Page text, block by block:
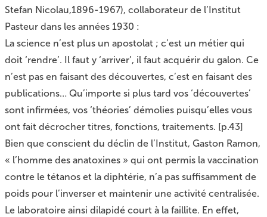
Stefan Nicolau,1896-1967), collaborateur de l’Institut
Pasteur dans les années 1930 :
La science n’est plus un apostolat ; c’est un métier qui
doit ‘rendre’. Il faut y ‘arriver’, il faut acquérir du galon. Ce
n’est pas en faisant des découvertes, c’est en faisant des
publications… Qu’importe si plus tard vos ‘découvertes’
sont infirmées, vos ‘théories’ démolies puisqu’elles vous
ont fait décrocher titres, fonctions, traitements. [p.43]
Bien que conscient du déclin de l’Institut, Gaston Ramon,
« l’homme des anatoxines » qui ont permis la vaccination
contre le tétanos et la diphtérie, n’a pas suffisamment de
poids pour l’inverser et maintenir une activité centralisée.
Le laboratoire ainsi dilapidé court à la faillite. En effet,